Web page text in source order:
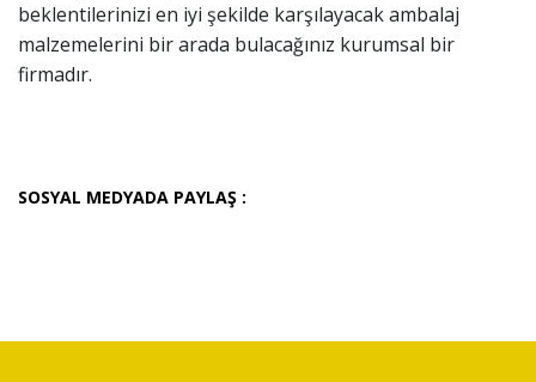
beklentilerinizi en iyi şekilde karşılayacak ambalaj
malzemelerini bir arada bulacağınız kurumsal bir
firmadır.
SOSYAL MEDYADA PAYLAŞ :